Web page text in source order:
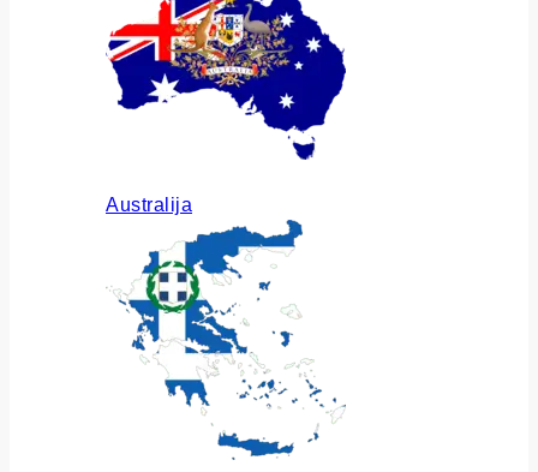
Australija